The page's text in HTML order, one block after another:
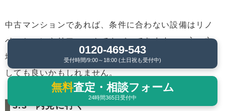
中古マンションであれば、条件に合わない設備はリノ
ベーションやリフォームでカバーできます。一方、立
地や周辺環境は変えられないため、優先度を高く設定
しても良いかもしれません。
内見に行く
0120-469-543
受付時間/9:00～18:00 (土日祝も受付中)
無料査定・相談フォーム
24時間365日受付中